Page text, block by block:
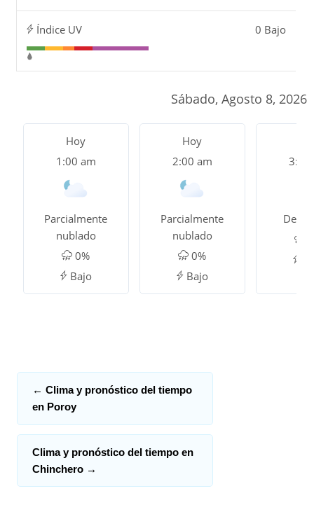
Índice UV 0 Bajo
Sábado, Agosto 8, 2026
Hoy
1:00 am
Parcialmente
nublado
0%
Bajo
Hoy
2:00 am
Parcialmente
nublado
0%
Bajo
3:00
← Clima y pronóstico del tiempo
en Poroy
Clima y pronóstico del tiempo en
Chinchero →